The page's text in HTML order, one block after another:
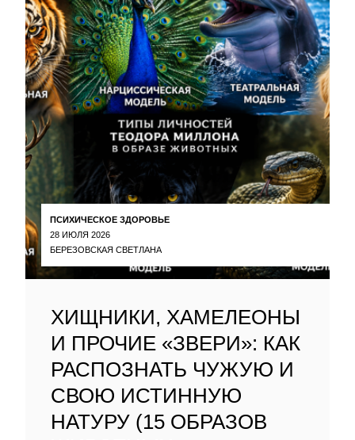
ПСИХИЧЕСКОЕ ЗДОРОВЬЕ
28 ИЮЛЯ 2026
БЕРЕЗОВСКАЯ СВЕТЛАНА
ХИЩНИКИ, ХАМЕЛЕОНЫ
И ПРОЧИЕ «ЗВЕРИ»: КАК
РАСПОЗНАТЬ ЧУЖУЮ И
СВОЮ ИСТИННУЮ
НАТУРУ (15 ОБРАЗОВ